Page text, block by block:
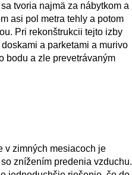
tvoria najmä za nábytkom a
asi pol metra tehly a potom
Pri rekonštrukcii tejto izby
a parketami a murivo
bodu a zle prevetrávaným
v zimných mesiacoch je
znížením predenia vzduchu.